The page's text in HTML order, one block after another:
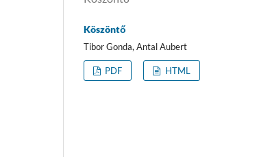
Köszöntő
Tibor Gonda, Antal Aubert
PDF HTML